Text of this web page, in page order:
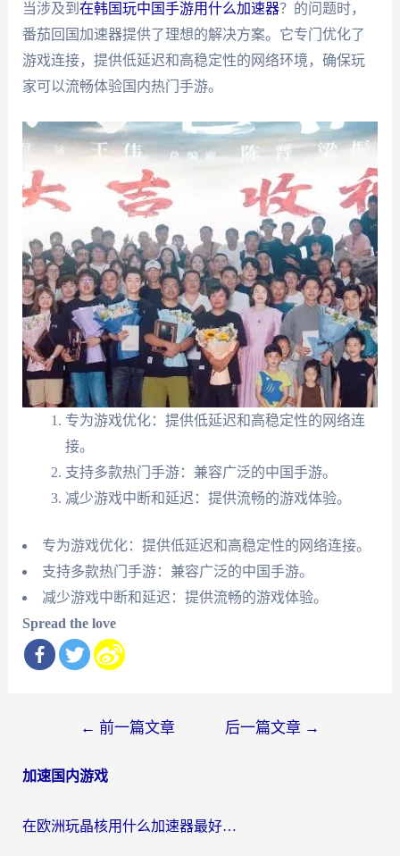
当涉及到 在韩国玩中国手游用什么加速器？的问题时，
番茄回国加速器提供了理想的解决方案。它专门优化了
游戏连接，提供低延迟和高稳定性的网络环境，确保玩
家可以流畅体验国内热门手游。
专为游戏优化：提供低延迟和高稳定性的网络连
接。
支持多款热门手游：兼容广泛的中国手游。
减少游戏中断和延迟：提供流畅的游戏体验。
专为游戏优化：提供低延迟和高稳定性的网络连接。
支持多款热门手游：兼容广泛的中国手游。
减少游戏中断和延迟：提供流畅的游戏体验。
Spread the love
导
← 前一篇文章 后一篇文章 →
加速国内游戏
在欧洲玩晶核用什么加速器最好呢？一个老玩家的真心话